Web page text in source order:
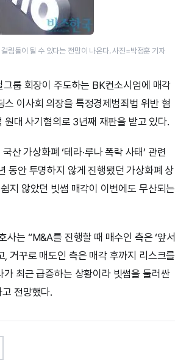
림돌이 될 수 있다는 전망이 나온다. 사진=박정훈 기자
룹 회장이 주도하는 BK컨소시엄에 매각
이사회 의장을 특정경제범죄법 위반 혐
대 사기혐의로 3년째 재판을 받고 있다.
가상화폐 ‘테라·루나 폭락 사태’ 관련
동안 투명하지 않게 진행됐던 가상화폐 상
지 않았던 빗썸 매각이 이번에도 무산되는
는 “M&A를 진행할 때 매수인 측은 ‘앞서
거꾸로 매도인 측은 매각 후까지 리스크를
최근 급증하는 상황이라 빗썸을 둘러싼
전망했다.